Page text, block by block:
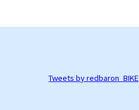
Tweets by redbaron_BIKE